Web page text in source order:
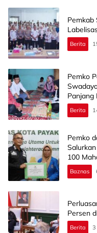
Pemkab
Berita
Pemko
Panjang
Berita
Pemko
100
Baznas
Persen
Berita